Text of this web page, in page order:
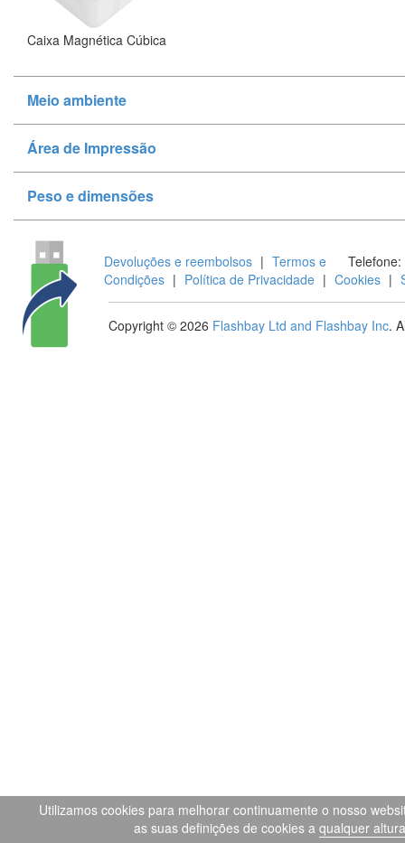
Caixa Magnética Cúbica
Meio ambiente
Área de Impressão
Peso e dimensões
Telefone:
Devoluções e reembolsos | Termos e
Condições | Política de Privacidade | Cookies |
Copyright © 2026 Flashbay Ltd and Flashbay Inc.
Utilizamos cookies para melhorar continuamente o nosso
as suas definições de cookies a qualquer altura